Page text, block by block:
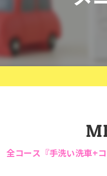
全コース『手洗い洗車+